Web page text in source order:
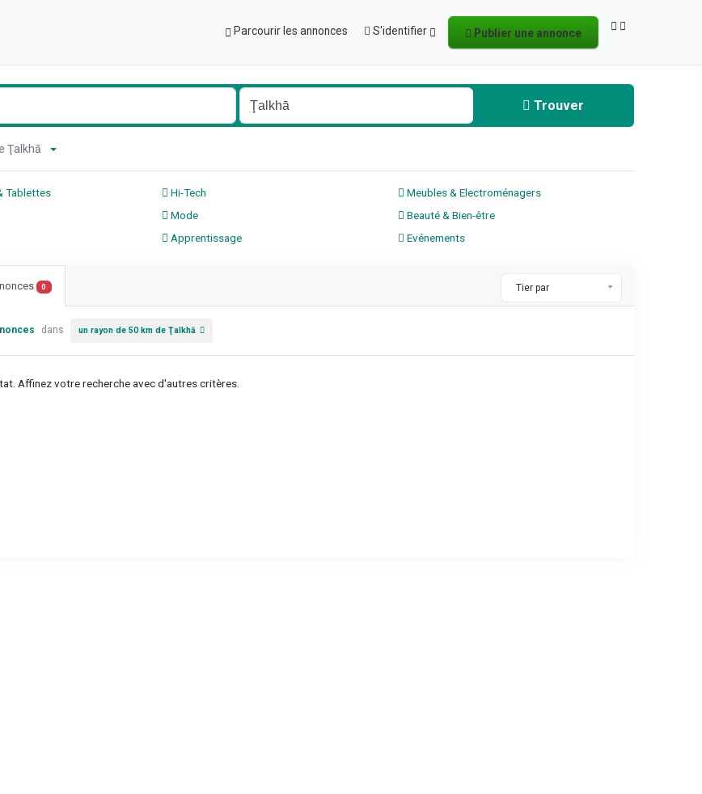
Parcourir les annonces S'identifier Publier une annonce
Trouver
Ţalkhā
Tablettes Hi-Tech
Meubles & Electroménagers
Mode
Beauté & Bien-être
Apprentissage Evénements
0 Tier par
dans un rayon de 50 km de Ţalkhā
Affinez votre recherche avec d'autres critères.